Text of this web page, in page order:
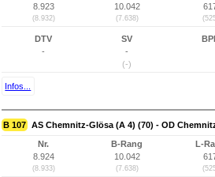
8.923
(8.932)
10.042
(7.638)
DTV
-
SV
-
(-)
Infos...
B 107 AS Chemnitz-Glösa (A 4) (70) - OD
Nr.
8.924
(8.933)
B-Rang
10.042
(7.638)
L-